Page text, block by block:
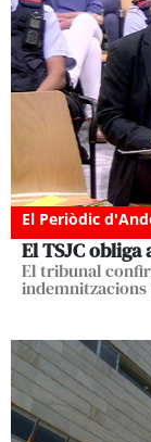
El Periòdic
El TSJC obliga
El tribunal
indemnitzacions